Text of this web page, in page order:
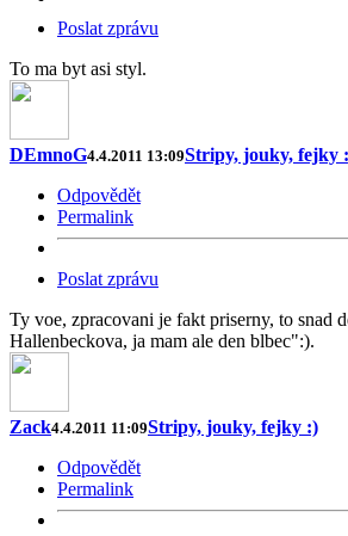
Poslat zprávu
To ma byt asi styl.
DEmnoG4.4.2011 13:09Stripy, jouky, fejky
Odpovědět
Permalink
Poslat zprávu
Ty voe, zpracovani je fakt priserny, to snad
Hallenbeckova, ja mam ale den blbec":).
Zack4.4.2011 11:09Stripy, jouky, fejky :)
Odpovědět
Permalink